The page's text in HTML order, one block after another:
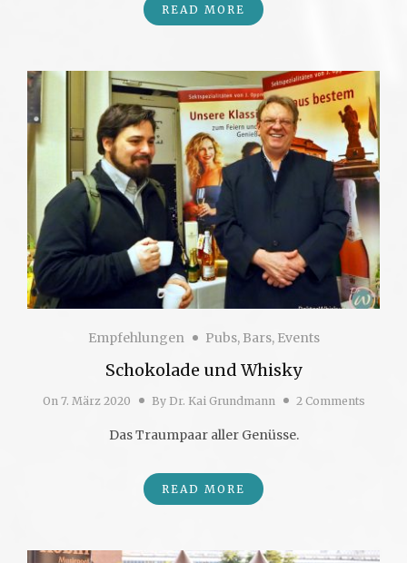
READ MORE
Empfehlungen Pubs, Bars, Events
Schokolade und Whisky
On 7. März 2020 By Dr. Kai Grundmann 2 Comments
Das Traumpaar aller Genüsse.
READ MORE